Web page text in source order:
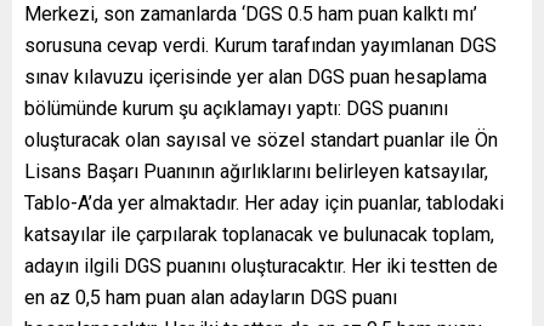
Merkezi, son zamanlarda ‘DGS 0.5 ham puan kalktı mı’
sorusuna cevap verdi. Kurum tarafından yayımlanan DGS
sınav kılavuzu içerisinde yer alan DGS puan hesaplama
bölümünde kurum şu açıklamayı yaptı: DGS puanını
oluşturacak olan sayısal ve sözel standart puanlar ile Ön
Lisans Başarı Puanının ağırlıklarını belirleyen katsayılar,
Tablo-A’da yer almaktadır. Her aday için puanlar, tablodaki
katsayılar ile çarpılarak toplanacak ve bulunacak toplam,
adayın ilgili DGS puanını oluşturacaktır. Her iki testten de
en az 0,5 ham puan alan adayların DGS puanı